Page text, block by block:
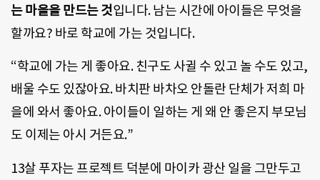
는 마을을 만드는 것입니다. 남는 시간에 아이들은 무엇을
할까요? 바로 학교에 가는 것입니다.
“학교에 가는 게 좋아요. 친구도 사귈 수 있고 놀 수도 있고,
배울 수도 있잖아요. 바치판 바차오 안돌란 단체가 저희 마
을에 와서 좋아요. 아이들이 일하는 게 왜 안 좋은지 부모님
도 이제는 아시 거든요.”
13살 푸자는 프로젝트 덕분에 마이카 광산 일을 그만두고